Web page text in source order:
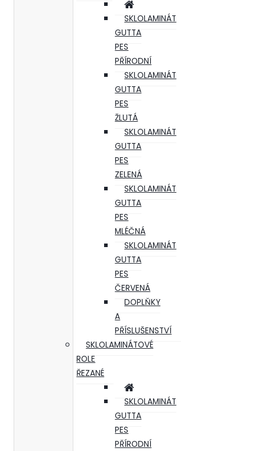
SKLOLAMINÁT
GUTTA
PES
PŘÍRODNÍ
SKLOLAMINÁT
GUTTA
PES
ŽLUTÁ
SKLOLAMINÁT
GUTTA
PES
ZELENÁ
SKLOLAMINÁT
GUTTA
PES
MLÉČNÁ
SKLOLAMINÁT
GUTTA
PES
ČERVENÁ
DOPLŇKY
A
PŘÍSLUŠENSTVÍ
SKLOLAMINÁTOVÉ
ROLE
ŘEZANÉ
SKLOLAMINÁT
GUTTA
PES
PŘÍRODNÍ